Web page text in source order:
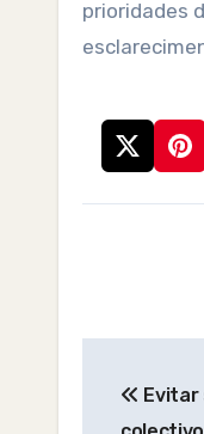
prioridades
Evitar